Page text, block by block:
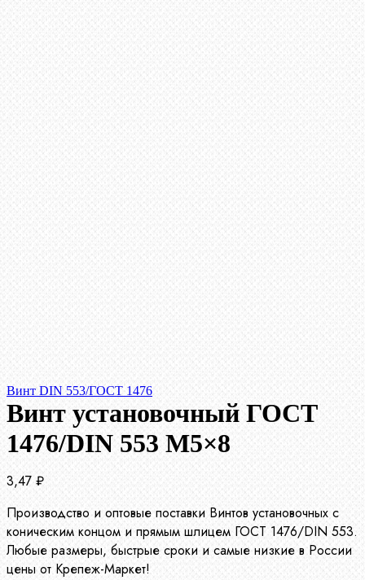
Винт DIN 553/ГОСТ 1476
Винт установочный ГОСТ
1476/DIN 553 М5×8
3,47 ₽
Производство и оптовые поставки Винтов установочных с
коническим концом и прямым шлицем ГОСТ 1476/DIN 553.
Любые размеры, быстрые сроки и самые низкие в России
цены от Крепеж-Маркет!